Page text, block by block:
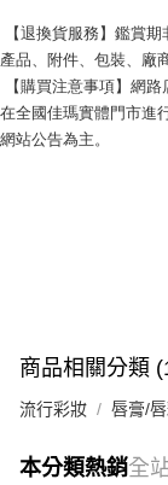
產品、附件、包裝、廠
在全國佳瑪實體門市進
網站公告為主。
商品相關分類
流行彩妝 唇膏/
本分類熱銷全